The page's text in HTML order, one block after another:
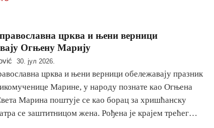
црква и њени верници
Огњену Марију
30. јул 2026.
црква и њени верници обележавају празник
Марине, у народу познате као Огњена
Марина поштује се као борац за хришћанску
се заштитницом жена. Рођена је крајем трећег…